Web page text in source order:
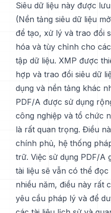
Siêu dữ liệu này được
(Nền tảng siêu dữ liệu
để tạo, xử lý và trao đổi
hóa và tùy chỉnh cho
tập dữ liệu. XMP được
hợp và trao đổi siêu dữ
dụng và nền tảng khác
PDF/A được sử dụng
công nghiệp và tổ chức
là rất quan trọng. Điều
chính phủ, hệ thống
trữ. Việc sử dụng PDF/A
tài liệu sẽ vẫn có thể
nhiều năm, điều này rất
yêu cầu pháp lý và để